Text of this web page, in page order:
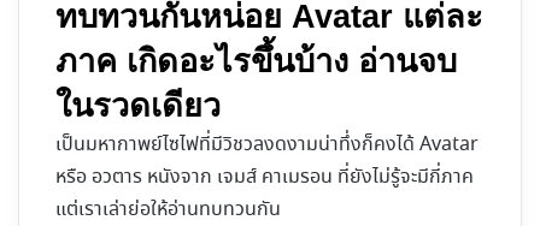
ทบทวนกันหน่อย Avatar แต่ละ
ภาค เกิดอะไรขึ้นบ้าง อ่านจบ
ในรวดเดียว
เป็นมหากาพย์ไซไฟที่มีวิชวลงดงามน่าทึ่งก็คงได้ Avatar
หรือ อวตาร หนังจาก เจมส์ คาเมรอน ที่ยังไม่รู้จะมีกี่ภาค
แต่เราเล่าย่อให้อ่านทบทวนกัน